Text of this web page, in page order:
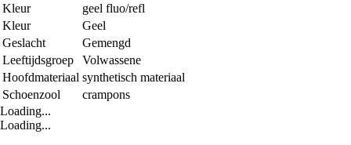
Kleur
geel fluo/refl
Kleur
Geel
Geslacht
Gemengd
Leeftijdsgroep
Volwassene
Hoofdmateriaal synthetisch materiaal
Schoenzool
crampons
Loading...
Loading...